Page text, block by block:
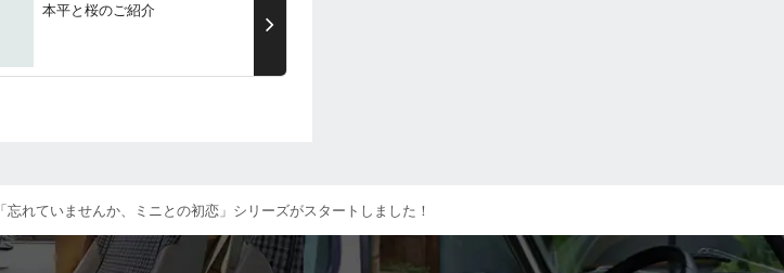
本平と桜のご紹介
「忘れていませんか、ミニとの初恋」シリーズがスタートしました！